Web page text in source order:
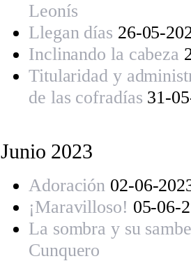
Leonís
Llegan días 26-05-
Inclinando la cabeza
Titularidad y
de las cofradías 31-
Junio 2023
Adoración 02-06-
¡Maravilloso! 05-06-
La sombra y su
Cunquero